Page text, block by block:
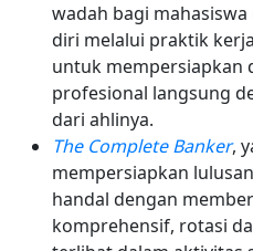
wadah bagi
diri melalui praktik
untuk mempersiapkan
profesional langsung
dari ahlinya.
The Complete Banker,
mempersiapkan
handal dengan
komprehensif, rotasi